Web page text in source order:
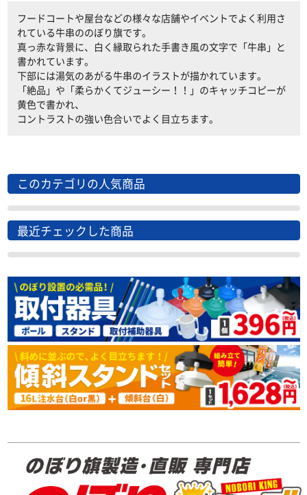
フードコートや屋台などの様々な店舗やイベントでよく利用さ
れている牛串ののぼり旗です。
真っ赤な背景に、白く縁取られた手書き風の文字で「牛串」と
書かれています。
下部には湯気のあがる牛串のイラストが描かれています。
「絶品」や「柔らかくてジューシー！！」のキャッチコピーが
黄色で書かれ、
コントラストの強い色合いでよく目立ちます。
このカテゴリの人気商品
最近チェックした商品